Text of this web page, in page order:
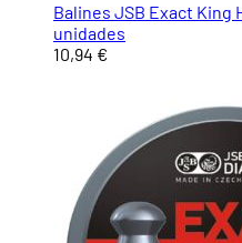
Balines JSB Exact King
unidades
10,94 €